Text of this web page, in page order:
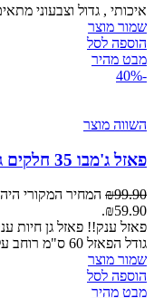
איכותי , גדול וצבעוני מתאים
שמור מוצר
הוספה לסל
מבט מהיר
-40%
השווה מוצר
פאזל ג'מבו 35 חלקים גן חיות
₪99.90 המחיר המקורי היה:
₪59.90.
גודל הפאזל 60 ס"מ רוחב על 45 ס"מ גובה
שמור מוצר
הוספה לסל
מבט מהיר